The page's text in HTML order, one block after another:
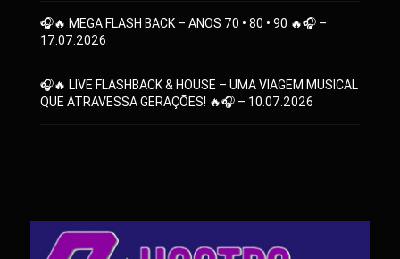
🎧🔥 MEGA FLASH BACK – ANOS 70 • 80 • 90 🔥🎧 –
17.07.2026
🎧🔥 LIVE FLASHBACK & HOUSE – UMA VIAGEM MUSICAL
QUE ATRAVESSA GERAÇÕES! 🔥🎧 – 10.07.2026